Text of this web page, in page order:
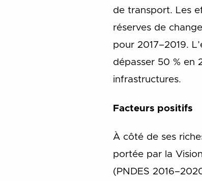
de transport. Les
réserves de
pour 2017–2019.
dépasser 50 % en
infrastructures.
Facteurs positifs
À côté de ses
portée par la
(PNDES